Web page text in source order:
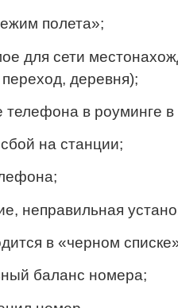
полета»;
для сети
деревня);
телефона в роуминге в
на станции;
неправильная
в «черном
баланс номера;